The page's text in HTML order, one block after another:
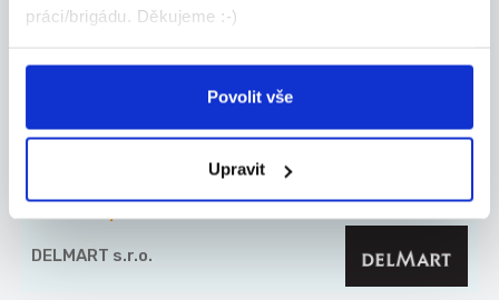
práci/brigádu. Děkujeme :-)
Povolit vše
Upravit
McDonald's
VEDOUCÍ SMĚNY
SUPERMARKETU - PRAHA
DELMART s.r.o.